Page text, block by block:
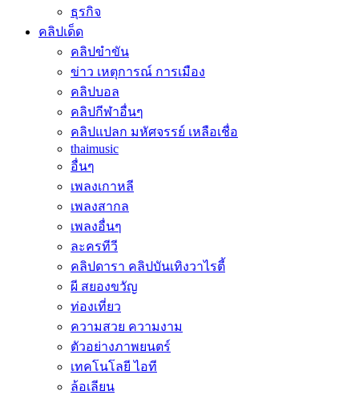
ธุรกิจ
คลิปเด็ด
คลิปขำขัน
ข่าว เหตุการณ์ การเมือง
คลิปบอล
คลิปกีฬาอื่นๆ
คลิปแปลก มหัศจรรย์ เหลือเชื่อ
thaimusic
อื่นๆ
เพลงเกาหลี
เพลงสากล
เพลงอื่นๆ
ละครทีวี
คลิปดารา คลิปบันเทิงวาไรตี้
ผี สยองขวัญ
ท่องเที่ยว
ความสวย ความงาม
ตัวอย่างภาพยนตร์
เทคโนโลยี ไอที
ล้อเลียน